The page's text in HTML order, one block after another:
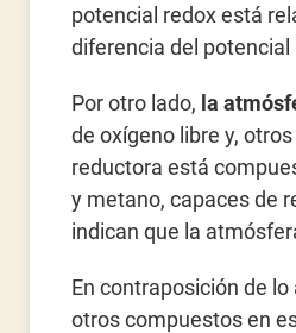
potencial redox está
diferencia del
Por otro lado, la
de oxígeno libre y,
reductora está
y metano, capaces de
indican que la
En contraposición de lo
otros compuestos en